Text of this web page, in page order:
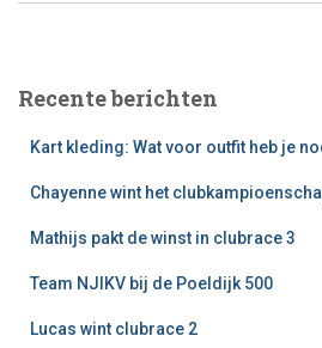
n
Recente berichten
Kart kleding: Wat voor outfit heb je
Chayenne wint het
Mathijs pakt de winst in clubrace 3
Team NJIKV bij de Poeldijk 500
Lucas wint clubrace 2